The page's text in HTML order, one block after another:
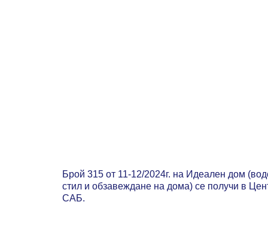
Брой 315 от 11-12/2024г. на Идеален дом
стил и обзавеждане на дома) се получи в
САБ.